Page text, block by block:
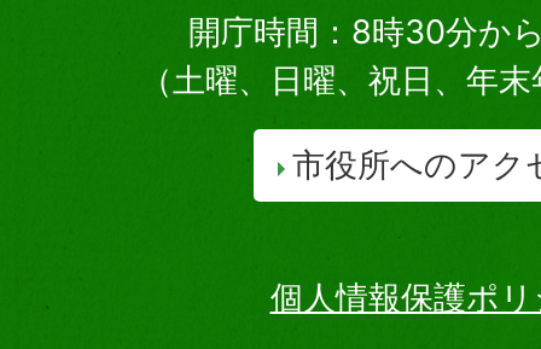
開庁時間：8時30分か
（土曜、日曜、祝日、年
市役所へのアク
個人情報保護ポ